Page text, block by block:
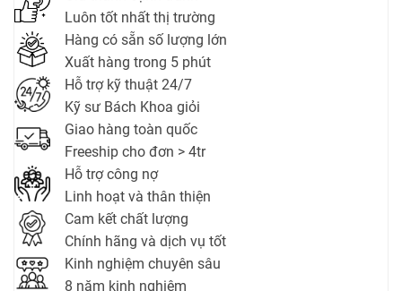
Luôn tốt nhất thị trường
Hàng có sẵn số lượng lớn
Xuất hàng trong 5 phút
Hỗ trợ kỹ thuật 24/7
Kỹ sư Bách Khoa giỏi
Giao hàng toàn quốc
Freeship cho đơn > 4tr
Hỗ trợ công nợ
Linh hoạt và thân thiện
Cam kết chất lượng
Chính hãng và dịch vụ tốt
Kinh nghiệm chuyên sâu
8 năm kinh nghiệm